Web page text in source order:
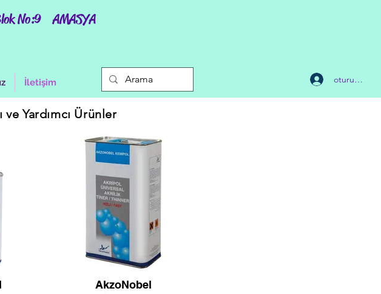
No:9 AMASYA
İletişim oturum aç
Yardımcı Ürünler
AkzoNobel